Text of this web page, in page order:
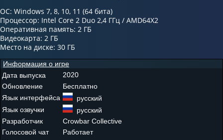
ОС: Windows 7, 8, 10, 11 (64 бита)
Процессор: Intel Core 2 Duo 2,4 ГГц / AMD64X2
Оперативная память: 2 ГБ
Видеокарта: 2 ГБ
Место на диске: 30 ГБ
Информация о игре
Дата выпуска
2020
Обновление
Бесплатно
Язык интерфейса
русский
Язык озвучки
русский
Разработчик
Crowbar Collective
Голосовой чат
Работает